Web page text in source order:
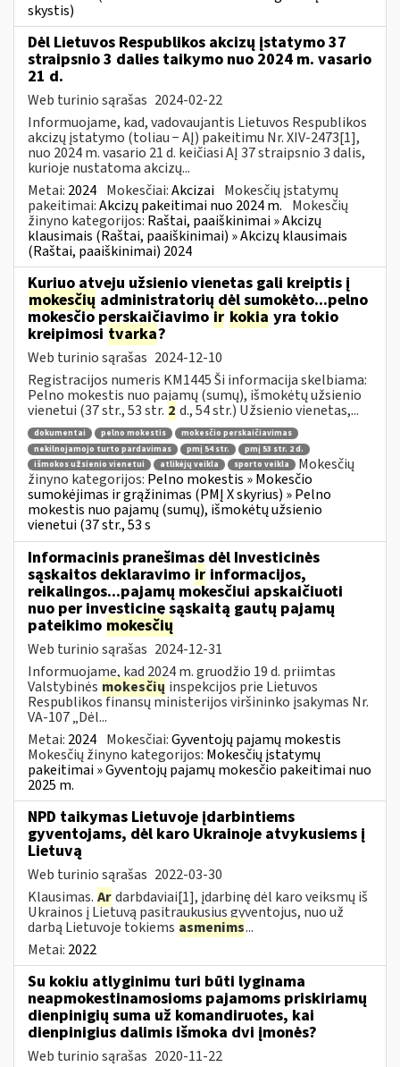
skystis)
Dėl Lietuvos Respublikos akcizų įstatymo 37
straipsnio 3 dalies taikymo nuo 2024 m. vasario
21 d.
Web turinio sąrašas 2024-02-22
Informuojame, kad, vadovaujantis Lietuvos Respublikos
akcizų įstatymo (toliau − AĮ) pakeitimu Nr. XIV-2473[1],
nuo 2024 m. vasario 21 d. keičiasi AĮ 37 straipsnio 3 dalis,
kurioje nustatoma akcizų...
Metai: 2024 Mokesčiai:Akcizai Mokesčių įstatymų
pakeitimai:Akcizų pakeitimai nuo 2024 m. Mokesčių
žinyno kategorijos: Raštai, paaiškinimai » Akcizų
klausimais (Raštai, paaiškinimai) » Akcizų klausimais
(Raštai, paaiškinimai) 2024
Kuriuo atveju užsienio vienetas gali kreiptis į
mokesčių administratorių dėl sumokėto...pelno
mokesčio perskaičiavimo ir kokia yra tokio
kreipimosi tvarka?
Web turinio sąrašas 2024-12-10
Registracijos numeris KM1445 Ši informacija skelbiama:
Pelno mokestis nuo pajamų (sumų), išmokėtų užsienio
vienetui (37 str., 53 str. 2 d., 54 str.) Užsienio vienetas,...
dokumentai pelno mokestis
mokesčio perskaičiavimas
nekilnojamojo turto pardavimas
pmį 54 str.
pmį 53 str. 2 d.
išmokos užsienio vienetui
atlikėjų veikla sporto veikla
Mokesčių
žinyno kategorijos: Pelno mokestis » Mokesčio
sumokėjimas ir grąžinimas (PMĮ X skyrius) » Pelno
mokestis nuo pajamų (sumų), išmokėtų užsienio
vienetui (37 str., 53 s
Informacinis pranešimas dėl Investicinės
sąskaitos deklaravimo ir informacijos,
reikalingos...pajamų mokesčiui apskaičiuoti
nuo per investicinę sąskaitą gautų pajamų
pateikimo mokesčių
Web turinio sąrašas 2024-12-31
Informuojame, kad 2024 m. gruodžio 19 d. priimtas
Valstybinės mokesčių inspekcijos prie Lietuvos
Respublikos finansų ministerijos viršininko įsakymas Nr.
VA-107 „Dėl...
Metai: 2024 Mokesčiai:Gyventojų pajamų mokestis
Mokesčių žinyno kategorijos: Mokesčių įstatymų
pakeitimai » Gyventojų pajamų mokesčio pakeitimai nuo
2025 m.
NPD taikymas Lietuvoje įdarbintiems
gyventojams, dėl karo Ukrainoje atvykusiems į
Lietuvą
Web turinio sąrašas 2022-03-30
Klausimas. Ardarbdaviai[1], įdarbinę dėl karo veiksmų iš
Ukrainos į Lietuvą pasitraukusius gyventojus, nuo už
darbą Lietuvoje tokiems asmenims...
Metai: 2022
Su kokiu atlyginimu turi būti lyginama
neapmokestinamosioms pajamoms priskiriamų
dienpinigių suma už komandiruotes, kai
dienpinigius dalimis išmoka dvi įmonės?
Web turinio sąrašas 2020-11-22